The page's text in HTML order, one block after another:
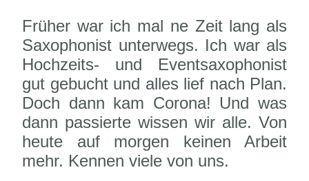
Früher war ich mal ne Zeit lang als
Saxophonist unterwegs. Ich war als
Hochzeits- und Eventsaxophonist
gut gebucht und alles lief nach Plan.
Doch dann kam Corona! Und was
dann passierte wissen wir alle. Von
heute auf morgen keinen Arbeit
mehr. Kennen viele von uns.